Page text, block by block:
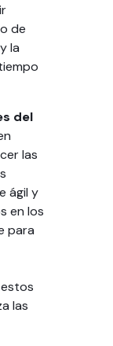
de
la
del
las
ágil y
en los
para
las